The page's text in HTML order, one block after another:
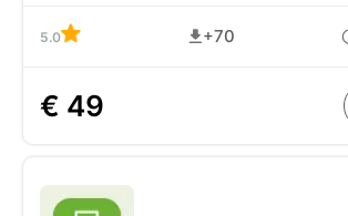
5.0 +70
€ 49